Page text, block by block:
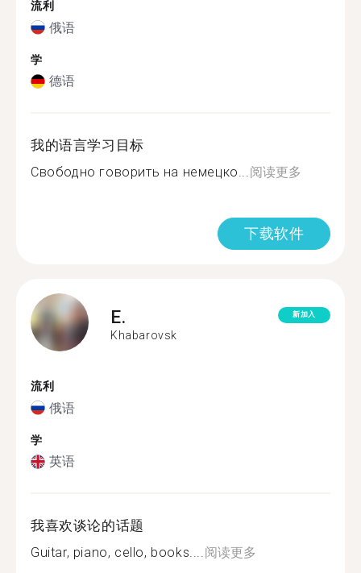
流利
俄语
学
德语
我的语言学习目标
Свободно говорить на немецко...阅读更多
下载软件
E.
Khabarovsk
新加入
流利
俄语
学
英语
我喜欢谈论的话题
Guitar, piano, cello, books....阅读更多